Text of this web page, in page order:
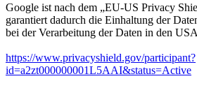
Google ist nach dem „EU-US Privacy
garantiert dadurch die Einhaltung der
bei der Verarbeitung der Daten in den
https://www.privacyshield.gov/participant?
id=a2zt000000001L5AAI&status=Active